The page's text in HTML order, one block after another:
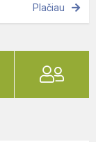
Plačiau